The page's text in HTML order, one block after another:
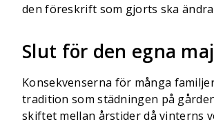
den föreskrift som gjorts ska
Slut för den egna
Konsekvenserna för många
tradition som städningen på
skiftet mellan årstider då vinterns